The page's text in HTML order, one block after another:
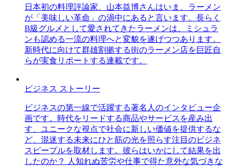
日本初の料理評論家、山本益博さんはいま、ラーメン
が「美味しい革命」の渦中にあると言います。長らく
B級グルメとして愛されてきたラーメンは、ミシュラ
ンも認める一流の料理へと変貌を遂げつつあります。
新時代に向けて群雄割拠する街のラーメン店を巨匠自
らが実食リポートする連載です。
ビジネス ストーリー
ビジネスの第一線で活躍する著名人のインタビュー企
画です。時代をリードする商品やサービスを産み出
す、ユニークな視点で社会に新しい価値を提供するな
ど、混迷する未来にひと筋の光を照らす注目のビジネ
スピープルを取材します。彼らはいかにして結果を出
したのか？ 人知れぬ苦労や仕事で得た意外な気づきな